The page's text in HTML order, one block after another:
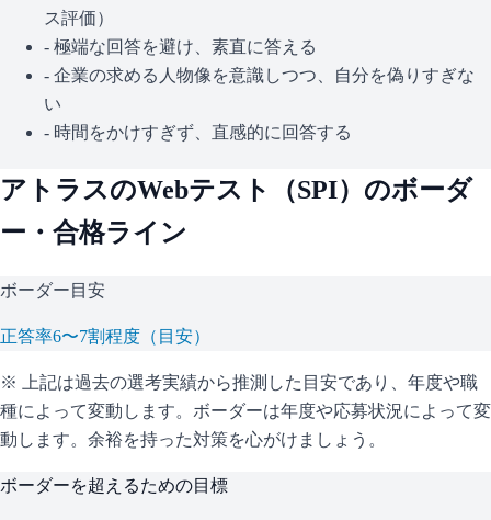
ス評価）
- 極端な回答を避け、素直に答える
- 企業の求める人物像を意識しつつ、自分を偽りすぎな
い
- 時間をかけすぎず、直感的に回答する
アトラスのWebテスト（SPI）のボーダ
ー・合格ライン
ボーダー目安
正答率6〜7割程度（目安）
※ 上記は過去の選考実績から推測した目安であり、年度や職
種によって変動します。 ボーダーは年度や応募状況によって変
動します。余裕を持った対策を心がけましょう。
ボーダーを超えるための目標